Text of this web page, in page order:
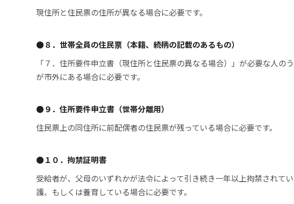
現住所と住民票の住所が異なる場合に必要です。
●８．世帯全員の住民票（本籍、続柄の記載のあるもの）
「７．住所要件申立書（現住所と住民票の異なる場合）」が必要な人の
が市外にある場合に必要です。
●９．住所要件申立書（世帯分離用）
住民票上の同住所に前配偶者の住民票が残っている場合に必要です。
●１０．拘禁証明書
受給者が、父母のいずれかが法令によって引き続き一年以上拘禁されて
護、もしくは養育している場合に必要です。